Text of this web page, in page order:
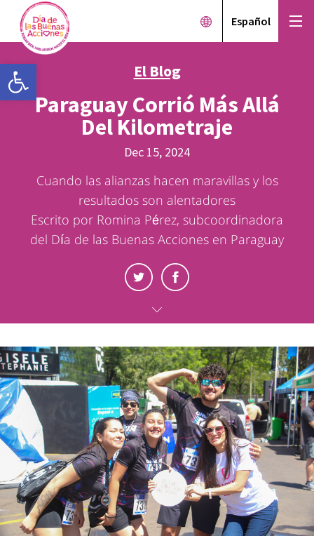
Open toolbar
Español
El Blog
Paraguay Corrió Más Allá
Del Kilometraje
Dec 15, 2024
Cuando las alianzas hacen maravillas y los
resultados son alentadores
Escrito por Romina Pérez, subcoordinadora
del Día de las Buenas Acciones en Paraguay